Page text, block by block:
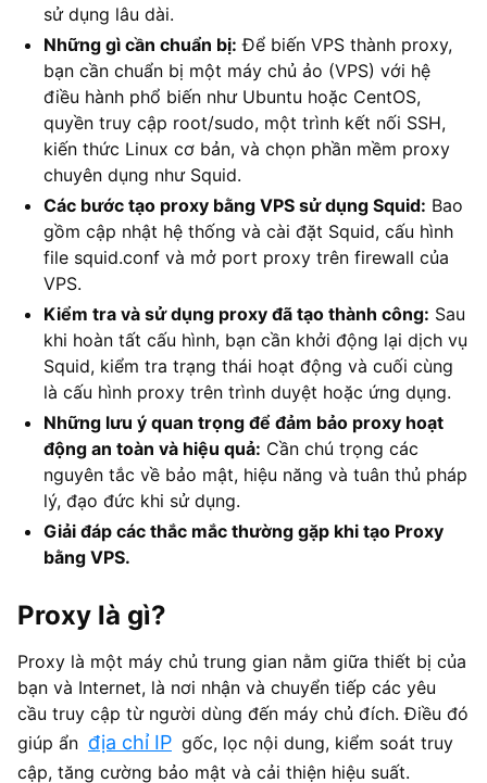
sử dụng lâu dài.
Những gì cần chuẩn bị: Để biến VPS thành proxy,
bạn cần chuẩn bị một máy chủ ảo (VPS) với hệ
điều hành phổ biến như Ubuntu hoặc CentOS,
quyền truy cập root/sudo, một trình kết nối SSH,
kiến thức Linux cơ bản, và chọn phần mềm proxy
chuyên dụng như Squid.
Các bước tạo proxy bằng VPS sử dụng Squid: Bao
gồm cập nhật hệ thống và cài đặt Squid, cấu hình
file squid.conf và mở port proxy trên firewall của
VPS.
Kiểm tra và sử dụng proxy đã tạo thành công: Sau
khi hoàn tất cấu hình, bạn cần khởi động lại dịch vụ
Squid, kiểm tra trạng thái hoạt động và cuối cùng
là cấu hình proxy trên trình duyệt hoặc ứng dụng.
Những lưu ý quan trọng để đảm bảo proxy hoạt
động an toàn và hiệu quả: Cần chú trọng các
nguyên tắc về bảo mật, hiệu năng và tuân thủ pháp
lý, đạo đức khi sử dụng.
Giải đáp các thắc mắc thường gặp khi tạo Proxy
bằng VPS.
Proxy là gì?
Proxy là một máy chủ trung gian nằm giữa thiết bị của
bạn và Internet, là nơi nhận và chuyển tiếp các yêu
cầu truy cập từ người dùng đến máy chủ đích. Điều đó
giúp ẩn địa chỉ IP gốc, lọc nội dung, kiểm soát truy
cập, tăng cường bảo mật và cải thiện hiệu suất.